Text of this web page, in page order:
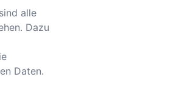
alle
Dazu
Daten.